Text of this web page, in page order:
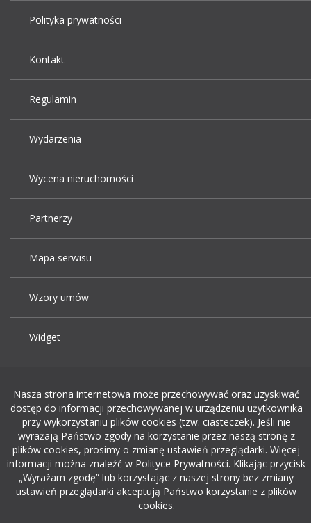
Polityka prywatności
Kontakt
Regulamin
Wydarzenia
Wycena nieruchomości
Partnerzy
Mapa serwisu
Wzory umów
Widget
Dodaj ogłoszenie o pracę
rekrutacja w it
Nasza strona internetowa może przechowywać oraz uzyskiwać
dostęp do informacji przechowywanej w urządzeniu użytkownika
przy wykorzystaniu plików cookies (tzw. ciasteczek). Jeśli nie
wyrażają Państwo zgody na korzystanie przez naszą stronę z
plików cookies, prosimy o zmianę ustawień przeglądarki. Więcej
informacji można znaleźć w Polityce Prywatności. Klikając przycisk
„Wyrażam zgodę” lub korzystając z naszej strony bez zmiany
ustawień przeglądarki akceptują Państwo korzystanie z plików
cookies.